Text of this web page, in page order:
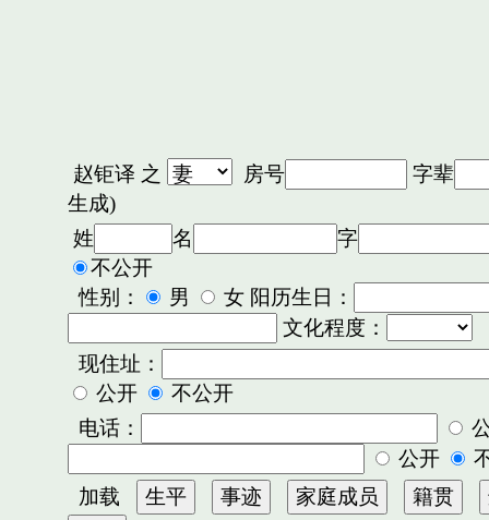
赵钜译 之 房号
字辈
生成)
姓
名
字
不公开
性别：
男
女 阳历生日：
文化程度：
现住址：
公开
不公开
电话：
公开
加载